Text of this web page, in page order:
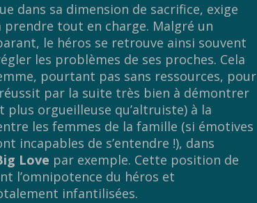
dans sa dimension de sacrifice, exige
tout en charge. Malgré un
le héros se retrouve ainsi souvent
les problèmes de ses proches. Cela
pourtant pas sans ressources, pour
réussit par la suite très bien à démontrer
orgueilleuse qu’altruiste) à la
les femmes de la famille (si émotives
incapables de s’entendre !), dans
Love par exemple. Cette position de
l’omnipotence du héros et
infantilisées.